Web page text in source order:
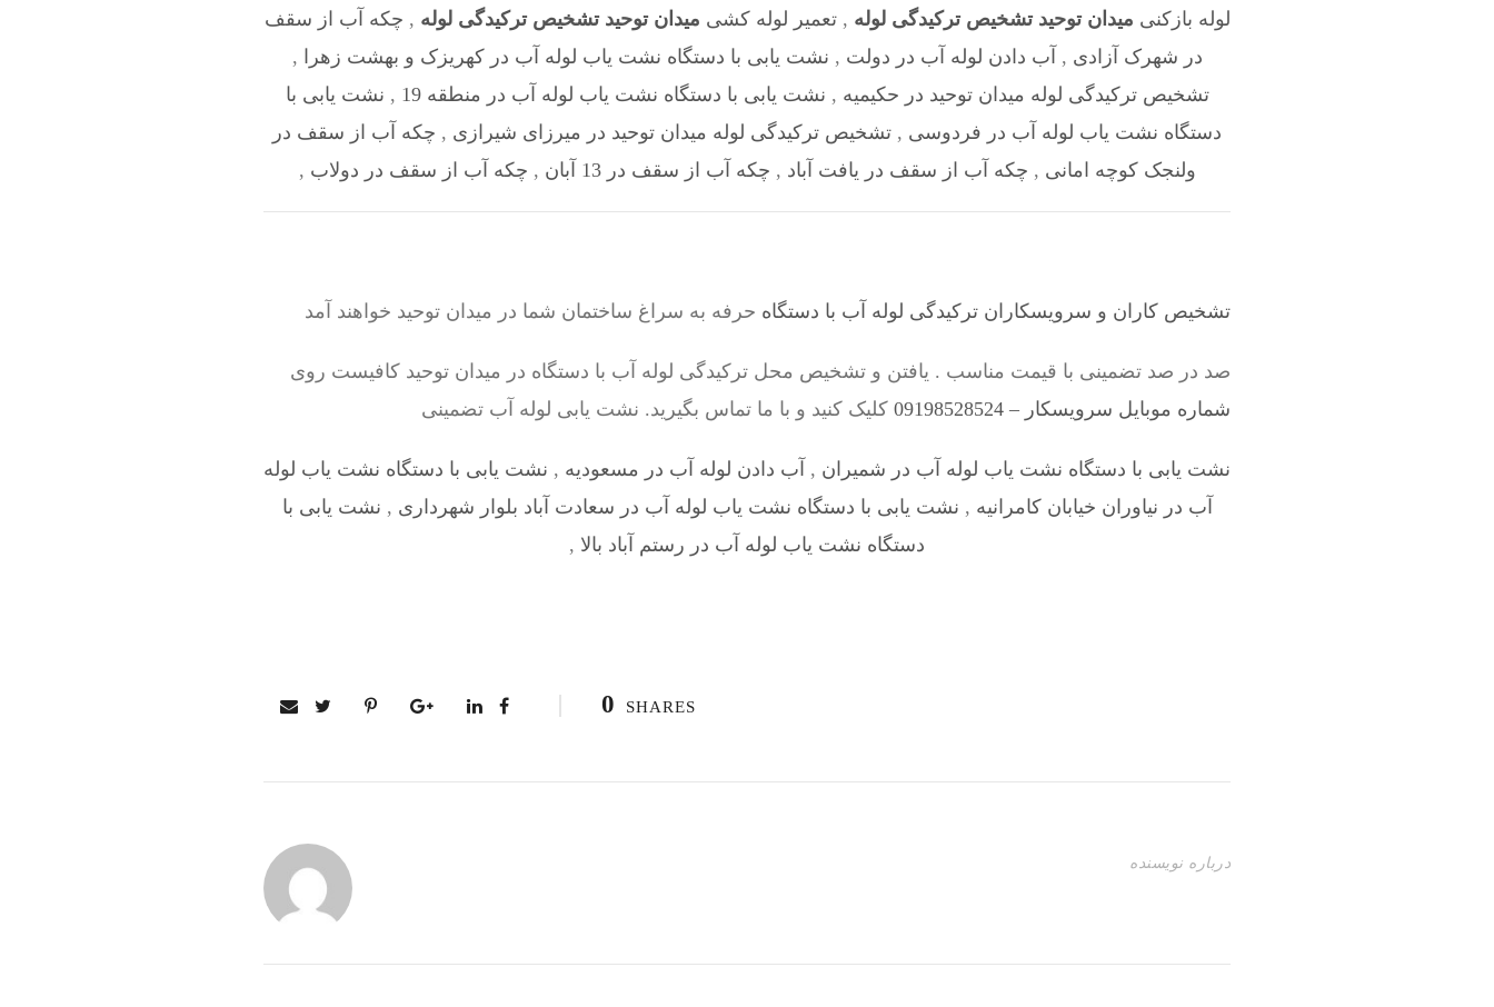
لوله بازکنی میدان توحید تشخیص ترکیدگی لوله ,تعمیر لوله کشی میدان توحید تشخیص ترکیدگی لوله , چکه آب از سقف
در شهرک آزادی , آب دادن لوله آب در دولت , نشت یابی با دستگاه نشت یاب لوله آب در کهریزک و بهشت زهرا
,
تشخیص ترکیدگی لوله میدان توحید در حکیمیه , نشت یابی با دستگاه نشت یاب لوله آب در منطقه 19 , نشت یابی با
دستگاه نشت یاب لوله آب در فردوسی , تشخیص ترکیدگی لوله میدان توحید در میرزای شیرازی , چکه آب از سقف در
ولنجک کوچه امانی , چکه آب از سقف در یافت آباد , چکه آب از سقف در 13 آبان , چکه آب از سقف در دولاب ,
تشخیص کاران و سرویسکاران ترکیدگی لوله آب با دستگاه حرفه به سراغ ساختمان شما در میدان توحید خواهند آمد
صد در صد تضمینی با قیمت مناسب . یافتن و تشخیص محل ترکیدگی لوله آب با دستگاه در میدان توحید کافیست روی
شماره موبایل سرویسکار – 09198528524
کلیک کنید و با ما تماس بگیرید. نشت یابی لوله آب تضمینی
نشت یابی با دستگاه نشت یاب لوله آب در شمیران , آب دادن لوله آب در مسعودیه , نشت یابی با دستگاه نشت یاب لوله
آب در نیاوران خیابان کامرانیه , نشت یابی با دستگاه نشت یاب لوله آب در سعادت آباد بلوار شهرداری , نشت یابی با
دستگاه نشت یاب لوله آب در رستم آباد بالا ,
0 SHARES
درباره نویسنده